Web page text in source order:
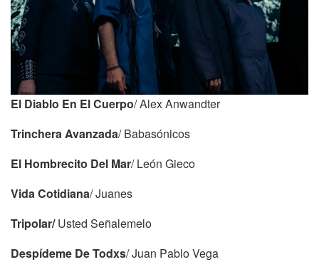
El Diablo En El Cuerpo/ Alex Anwandter
Trinchera Avanzada/ Babasónicos
El Hombrecito Del Mar/ León Gieco
Vida Cotidiana/ Juanes
Tripolar/Usted Señalemelo
Despídeme De Todxs/ Juan Pablo Vega